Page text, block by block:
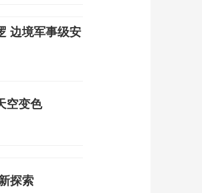
边境军事级安
空变色
探索